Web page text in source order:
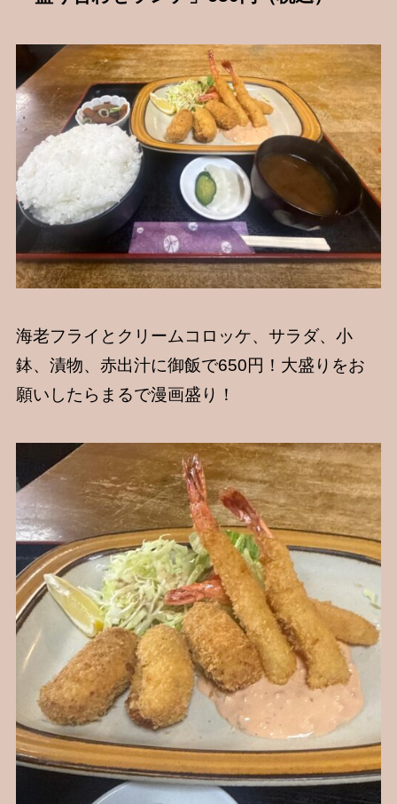
海老フライとクリームコロッケ、サラダ、小
鉢、漬物、赤出汁に御飯で650円！大盛りをお
願いしたらまるで漫画盛り！